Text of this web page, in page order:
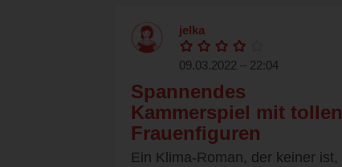
jelka
09.03.2022 – 22:04
Spannendes
Kammerspiel mit tollen
Frauenfiguren
Ein Klima-Roman, der keiner ist,